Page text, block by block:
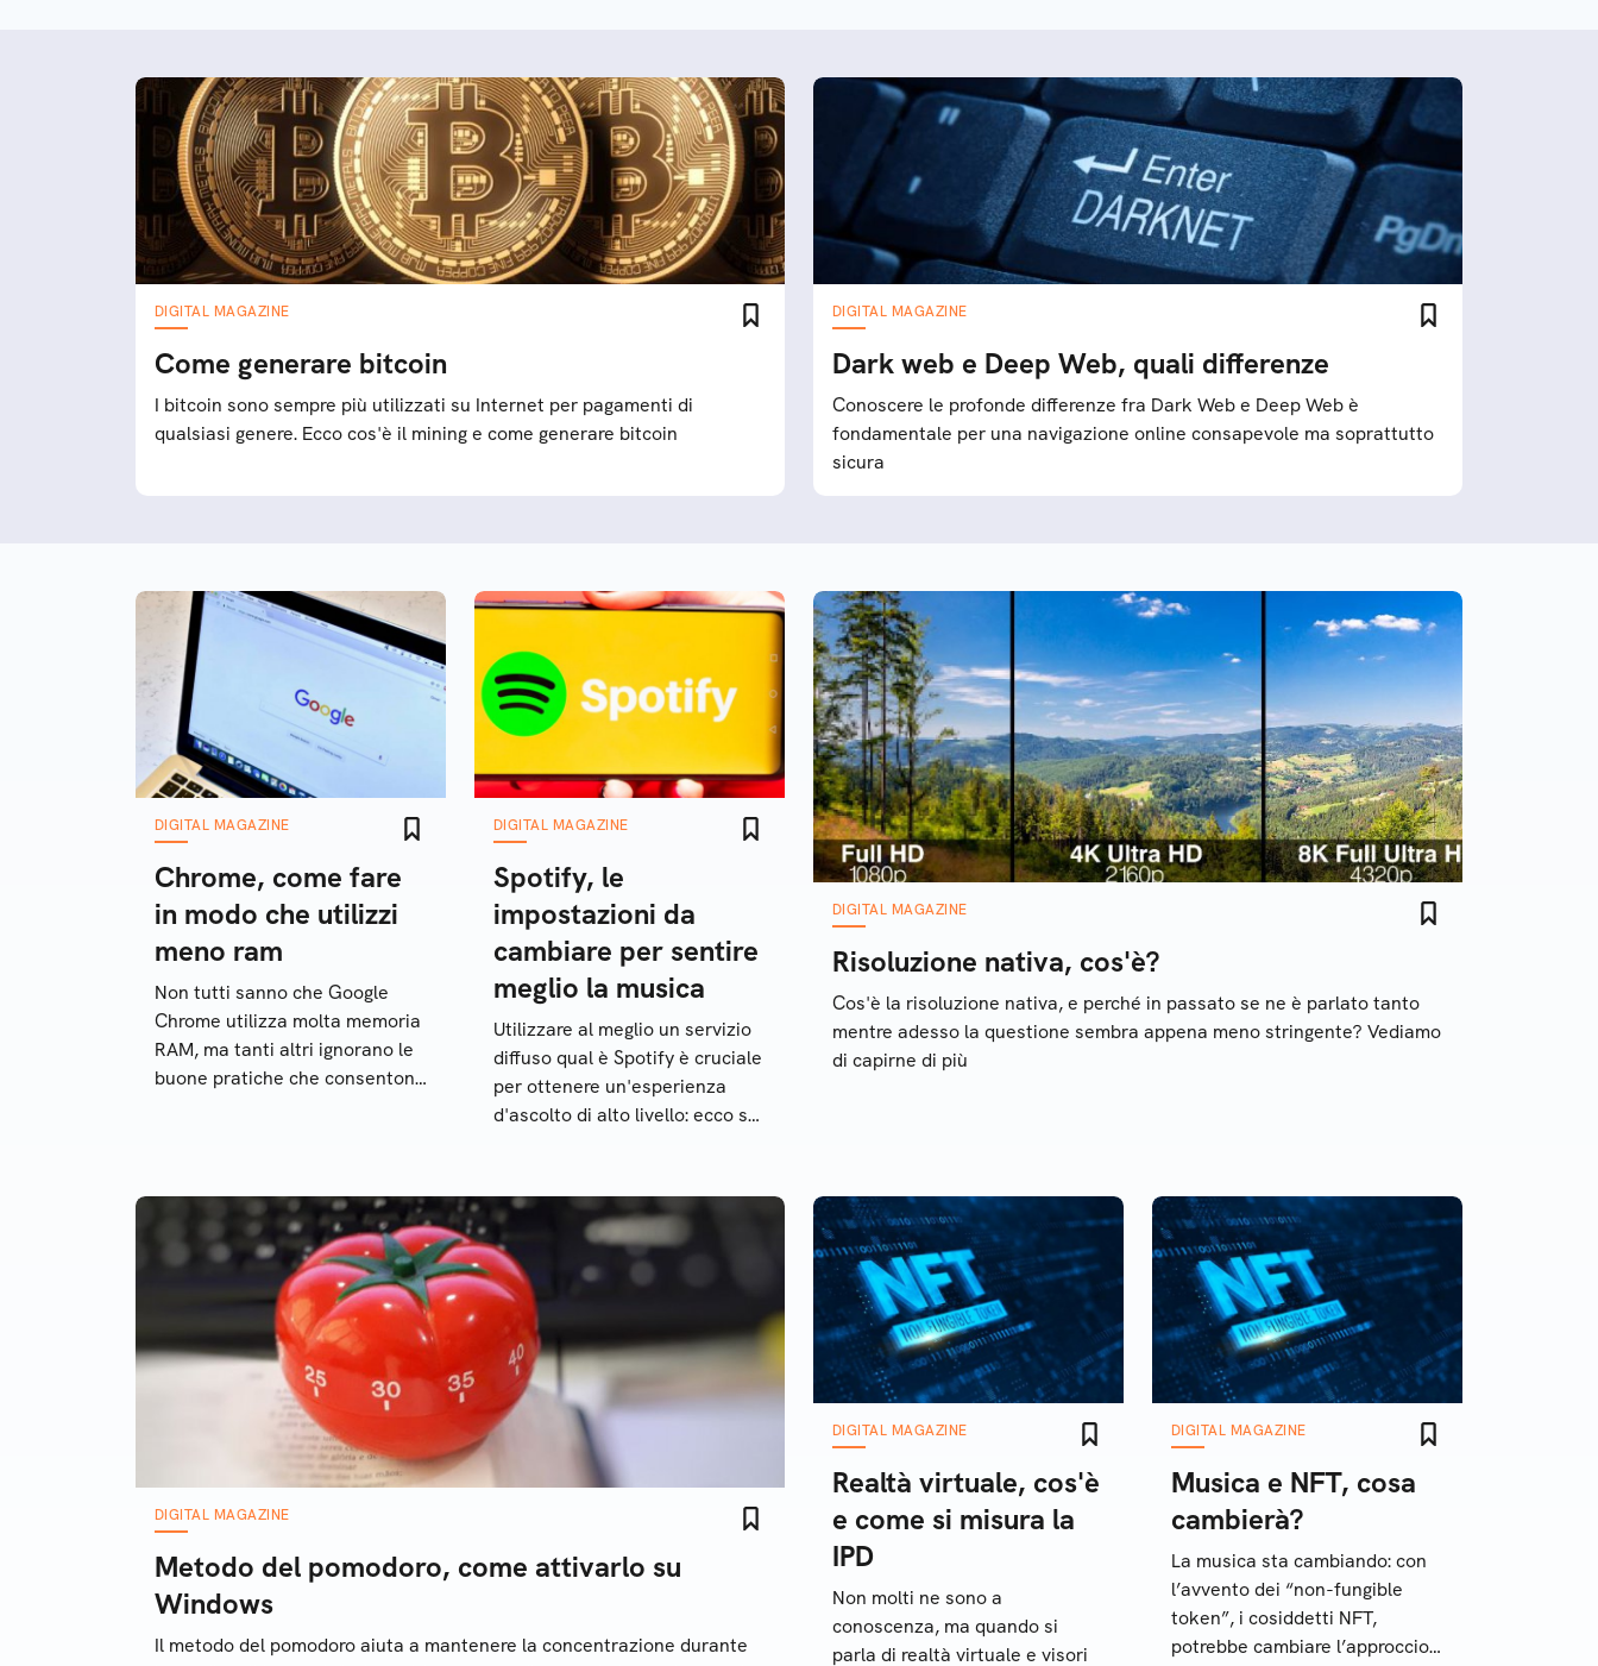
DIGITAL MAGAZINE
Come generare bitcoin
I bitcoin sono sempre più utilizzati su Internet per pagamenti di
qualsiasi genere. Ecco cos'è il mining e come generare bitcoin
DIGITAL MAGAZINE
Dark web e Deep Web, quali differenze
Conoscere le profonde differenze fra Dark Web e Deep Web è
fondamentale per una navigazione online consapevole ma soprattutto
sicura
DIGITAL MAGAZINE
Chrome, come fare
in modo che utilizzi
meno ram
Non tutti sanno che Google
Chrome utilizza molta memoria
RAM, ma tanti altri ignorano le
buone pratiche che consentono
DIGITAL MAGAZINE
Spotify, le
impostazioni da
cambiare per sentire
meglio la musica
Utilizzare al meglio un servizio
diffuso qual è Spotify è cruciale
per ottenere un'esperienza
d'ascolto di alto livello: ecco su
DIGITAL MAGAZINE
Risoluzione nativa, cos'è?
Cos'è la risoluzione nativa, e perché in passato se ne è parlato tanto
mentre adesso la questione sembra appena meno stringente? Vediamo
di capirne di più
DIGITAL MAGAZINE
Metodo del pomodoro, come attivarlo su
Windows
Il metodo del pomodoro aiuta a mantenere la concentrazione durante
DIGITAL MAGAZINE
Realtà virtuale, cos'è
e come si misura la
IPD
Non molti ne sono a
conoscenza, ma quando si
parla di realtà virtuale e visori
DIGITAL MAGAZINE
Musica e NFT, cosa
cambierà?
La musica sta cambiando: con
l’avvento dei “non-fungible
token”, i cosiddetti NFT,
potrebbe cambiare l’approccio